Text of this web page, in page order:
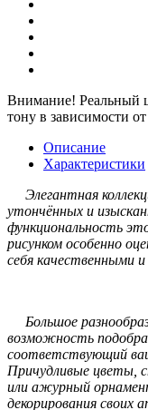
Внимание! Реальный
тону в зависимости
Описание
Характеристики
Элегантная
утончённых и
функциональность
рисунком особенно
себя качественными
Большое
возможность
соответствующий
Причудливые цветы,
или ажурный
декорирования своих